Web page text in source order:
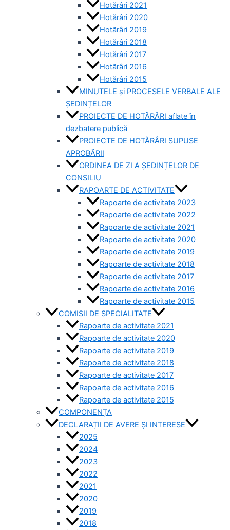
Hotărâri 2021
Hotărâri 2020
Hotărâri 2019
Hotărâri 2018
Hotărâri 2017
Hotărâri 2016
Hotărâri 2015
MINUTELE și PROCESELE VERBALE ALE
ȘEDINȚELOR
PROIECTE DE HOTĂRÂRI aflate în
dezbatere publică
PROIECTE DE HOTĂRÂRI SUPUSE
APROBĂRII
ORDINEA DE ZI A ȘEDINȚELOR DE
CONSILIU
RAPOARTE DE ACTIVITATE
Rapoarte de activitate 2023
Rapoarte de activitate 2022
Rapoarte de activitate 2021
Rapoarte de activitate 2020
Rapoarte de activitate 2019
Rapoarte de activitate 2018
Rapoarte de activitate 2017
Rapoarte de activitate 2016
Rapoarte de activitate 2015
COMISII DE SPECIALITATE
Rapoarte de activitate 2021
Rapoarte de activitate 2020
Rapoarte de activitate 2019
Rapoarte de activitate 2018
Rapoarte de activitate 2017
Rapoarte de activitate 2016
Rapoarte de activitate 2015
COMPONENȚA
DECLARAȚII DE AVERE ȘI INTERESE
2025
2024
2023
2022
2021
2020
2019
2018